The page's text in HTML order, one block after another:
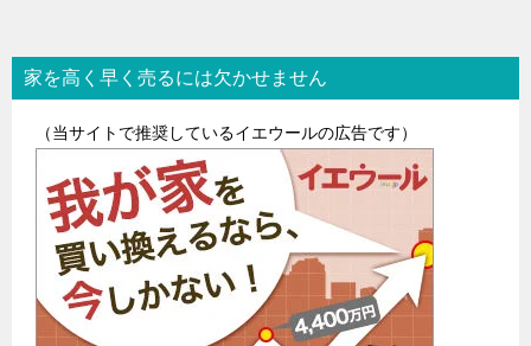
ビ
家を高く早く売るには欠かせません
（当サイトで推奨しているイエウールの広告です）